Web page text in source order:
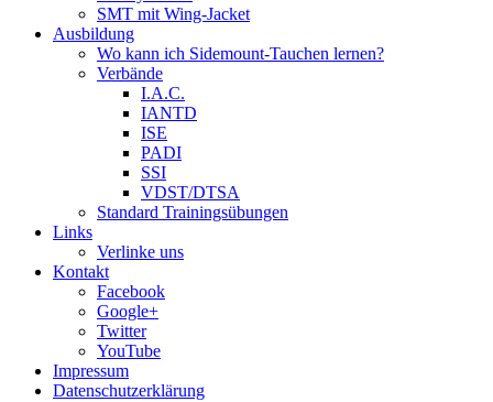
SMT mit Wing-Jacket
Ausbildung
Wo kann ich Sidemount-Tauchen lernen?
Verbände
I.A.C.
IANTD
ISE
PADI
SSI
VDST/DTSA
Standard Trainingsübungen
Links
Verlinke uns
Kontakt
Facebook
Google+
Twitter
YouTube
Impressum
Datenschutzerklärung